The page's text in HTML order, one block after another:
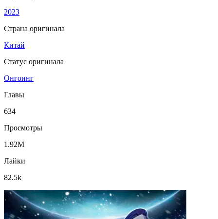
2023
Страна оригинала
Китай
Статус оригинала
Онгоинг
Главы
634
Просмотры
1.92M
Лайки
82.5k